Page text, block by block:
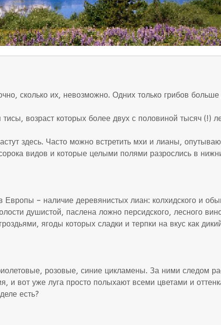
сколько их, невозможно. Одних только грибов
возраст которых более двух с половиной тысяч (!)
здесь. Часто можно встретить мхи и лианы,
видов и которые целыми полями разрослись в
– наличие деревянистых лиан: колхидского и
душистой, паслена ложно персидского, лесного
ягоды которых сладки и терпки на вкус как
розовые, синие цикламены. За ними следом
и вот уже луга просто полыхают всеми цветами и
есть?